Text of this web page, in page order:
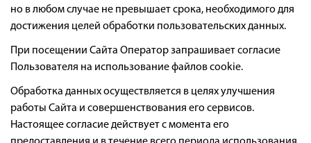
но в любом случае не превышает срока, необходимого для
достижения целей обработки пользовательских данных.
При посещении Сайта Оператор запрашивает согласие
Пользователя на использование файлов cookie.
Обработка данных осуществляется в целях улучшения
работы Сайта и совершенствования его сервисов.
Настоящее согласие действует с момента его